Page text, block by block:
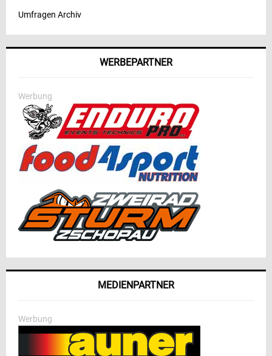
Umfragen Archiv
WERBEPARTNER
Werbung
MEDIENPARTNER
Werbung